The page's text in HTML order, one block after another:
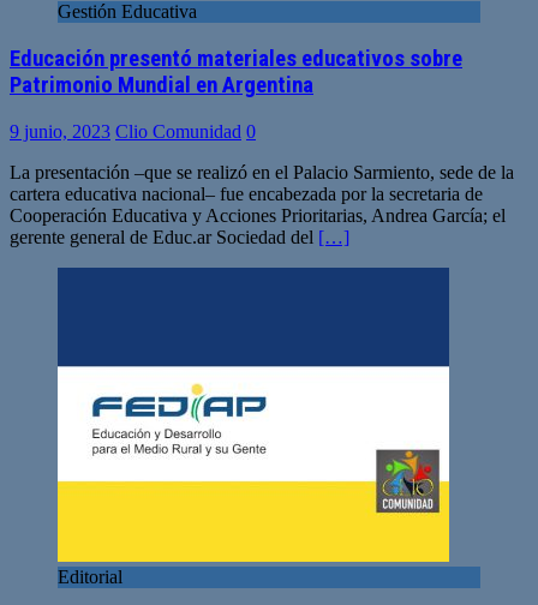
Gestión Educativa
Educación presentó materiales educativos sobre
Patrimonio Mundial en Argentina
9 junio, 2023 Clio Comunidad 0
La presentación –que se realizó en el Palacio Sarmiento, sede de la
cartera educativa nacional– fue encabezada por la secretaria de
Cooperación Educativa y Acciones Prioritarias, Andrea García; el
gerente general de Educ.ar Sociedad del […]
Editorial